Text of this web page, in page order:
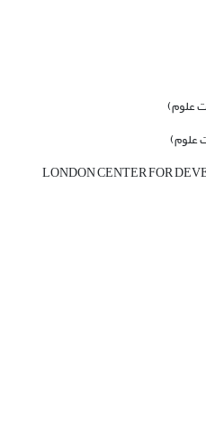
علوم)
علوم)
(LONDON CENTER FOR